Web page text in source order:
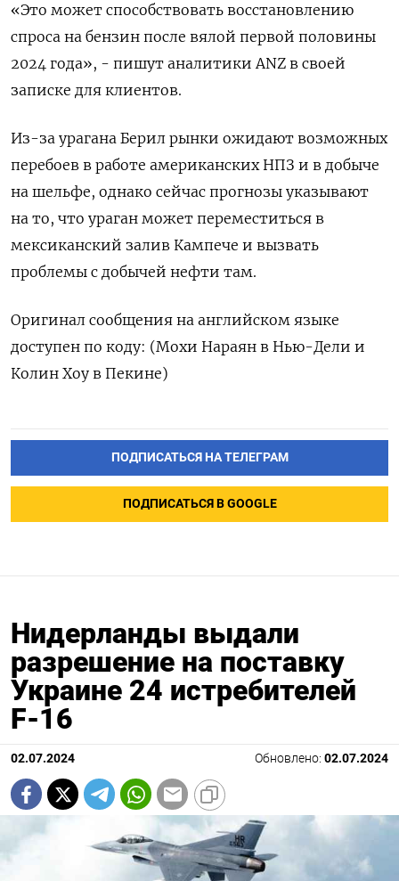
«Это может способствовать восстановлению
спроса на бензин после вялой первой половины
2024 года», - пишут аналитики ANZ в своей
записке для клиентов.
Из-за урагана Берил рынки ожидают возможных
перебоев в работе американских НПЗ и в добыче
на шельфе, однако сейчас прогнозы указывают
на то, что ураган может переместиться в
мексиканский залив Кампече и вызвать
проблемы с добычей нефти там.
Оригинал сообщения на английском языке
доступен по коду: (Мохи Нараян в Нью-Дели и
Колин Хоу в Пекине)
ПОДПИСАТЬСЯ НА ТЕЛЕГРАМ
ПОДПИСАТЬСЯ В GOOGLE
Нидерланды выдали
разрешение на поставку
Украине 24 истребителей
F-16
02.07.2024 Обновлено: 02.07.2024